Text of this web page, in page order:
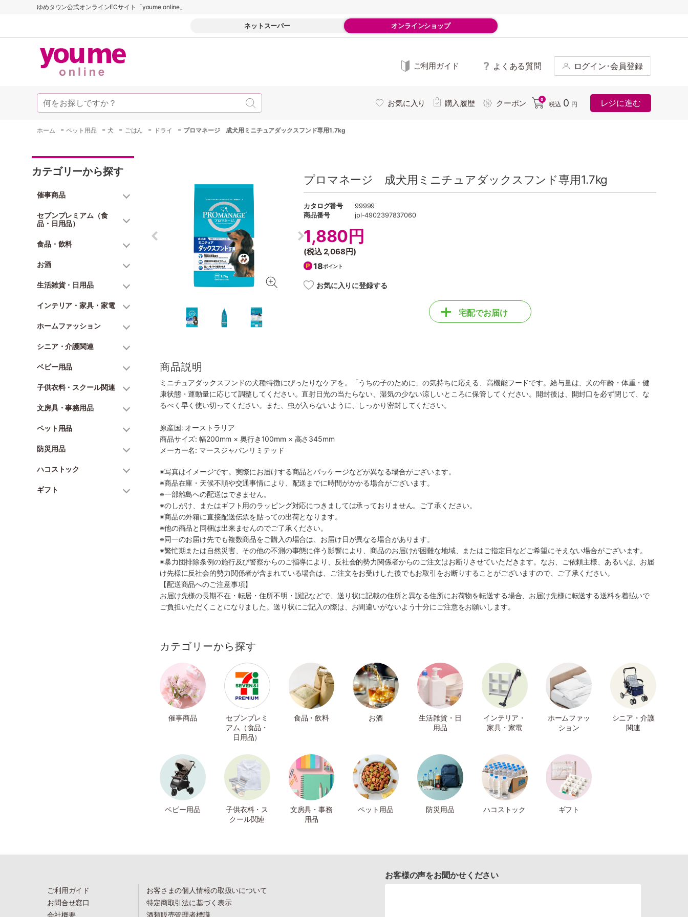
ゆめタウン公式オンラインECサイト「youme online」
ネットスーパー オンラインショップ
ご利用ガイド よくある質問 ログイン･会員登録
お気に入り 購入履歴 クーポン 0
税込 0 円 レジに進む
ホーム -ペット用品 -犬 - ごはん - ドライ - プロマネージ 成犬用ミニチュアダックスフンド専用1.7kg
カテゴリーから探す
催事商品
セブンプレミアム（食
品・日用品）
食品・飲料
お酒
生活雑貨・日用品
インテリア・家具・家電
ホームファッション
シニア・介護関連
ベビー用品
子供衣料・スクール関連
文房具・事務用品
ペット用品
防災用品
ハコストック
ギフト
プロマネージ 成犬用ミニチュアダックスフンド専用1.7kg
カタログ番号
99999
商品番号
jpl-4902397837060
1,880円
(税込2,068円)
18ポイント
お気に入りに登録する
宅配でお届け
商品説明
ミニチュアダックスフンドの犬種特徴にぴったりなケアを。「うちの子のために」の気持ちに応える、高機能フードです。給与量は、犬の年齢・体重・健
康状態・運動量に応じて調整してください。直射日光の当たらない、湿気の少ない涼しいところに保管してください。開封後は、開封口を必ず閉じて、な
るべく早く使い切ってください。また、虫が入らないように、しっかり密封してください。
原産国: オーストラリア
商品サイズ: 幅200mm × 奥行き100mm × 高さ345mm
メーカー名: マースジャパンリミテッド
※写真はイメージです。実際にお届けする商品とパッケージなどが異なる場合がございます。
※商品在庫・天候不順や交通事情により、配送までに時間がかかる場合がございます。
※一部離島への配送はできません。
※のしがけ、またはギフト用のラッピング対応につきましては承っておりません。ご了承ください。
※商品の外箱に直接配送伝票を貼っての出荷となります。
※他の商品と同梱は出来ませんのでご了承ください。
※同一のお届け先でも複数商品をご購入の場合は、お届け日が異なる場合があります。
※繁忙期または自然災害、その他の不測の事態に伴う影響により、商品のお届けが困難な地域、またはご指定日などご希望にそえない場合がございます。
※暴力団排除条例の施行及び警察からのご指導により、反社会的勢力関係者からのご注文はお断りさせていただきます。なお、ご依頼主様、あるいは、お届
け先様に反社会的勢力関係者が含まれている場合は、ご注文をお受けした後でもお取引をお断りすることがございますので、ご了承ください。
【配送商品へのご注意事項】
お届け先様の長期不在・転居・住所不明・誤記などで、送り状に記載の住所と異なる住所にお荷物を転送する場合、お届け先様に転送する送料を着払いで
ご負担いただくことになりました。送り状にご記入の際は、お間違いがないよう十分にご注意をお願いします。
カテゴリーから探す
催事商品
セブンプレミ
アム（食品・
日用品）
食品・飲料 お酒
生活雑貨・日
用品
インテリア・
家具・家電
ホームファッ
ション
シニア・介護
関連
ベビー用品
子供衣料・ス
クール関連
文房具・事務
用品
ペット用品 防災用品 ハコストック ギフト
ご利用ガイド
お問合せ窓口
会社概要
お客さまの個人情報の取扱いについて
特定商取引法に基づく表示
酒類販売管理者標識
お客様の声をお聞かせください